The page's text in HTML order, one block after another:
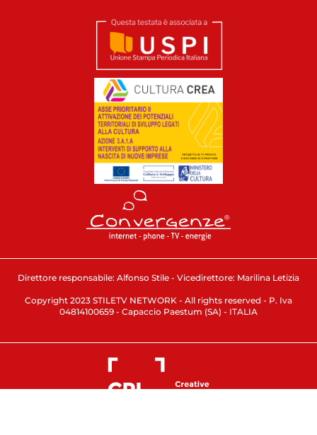
Direttore responsabile: Alfonso Stile - Vicedirettore: Marilina Letizia
Copyright 2023 STILETV NETWORK - All rights reserved - P. Iva
04814100659 - Capaccio Paestum (SA) - ITALIA